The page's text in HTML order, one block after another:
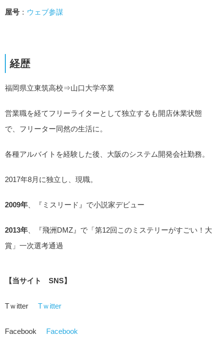
屋号 ： ウェブ参謀
経歴
福岡県立東筑高校⇒山口大学卒業
営業職を経てフリーライターとして独立するも開店休業状態
で、フリーター同然の生活に。
各種アルバイトを経験した後、大阪のシステム開発会社勤務。
2017年8月に独立し、現職。
2009年 、『ミスリード』で小説家デビュー
2013年 、『飛洲DMZ』で「第12回このミステリーがすごい！大
賞」一次選考通過
【当サイト SNS】
Tｗitter Tｗitter
Facebook Facebook